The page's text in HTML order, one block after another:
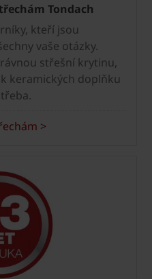
Tondach
kteří jsou
vaše otázky.
střešní krytinu,
keramických doplňku
>